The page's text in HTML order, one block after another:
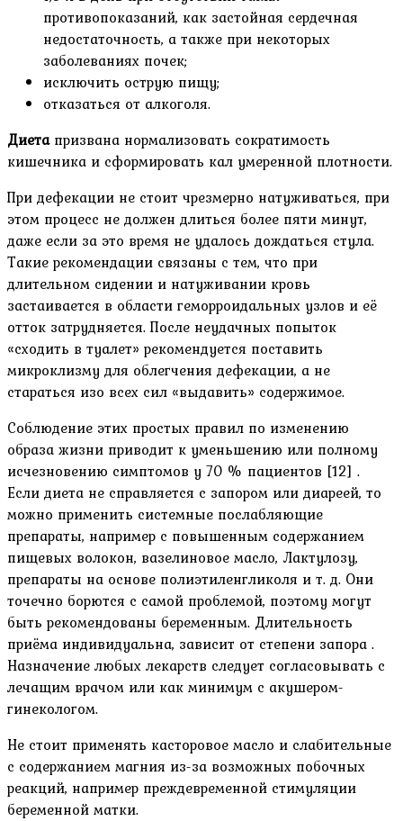
противопоказаний, как застойная сердечная
недостаточность, а также при некоторых
заболеваниях почек;
исключить острую пищу;
отказаться от алкоголя.
Диетапризвана нормализовать сократимость
кишечника и сформировать кал умеренной плотности.
При дефекации не стоит чрезмерно натуживаться, при
этом процесс не должен длиться более пяти минут,
даже если за это время не удалось дождаться стула.
Такие рекомендации связаны с тем, что при
длительном сидении и натуживании кровь
застаивается в области геморроидальных узлов и её
отток затрудняется. После неудачных попыток
«сходить в туалет» рекомендуется поставить
микроклизму для облегчения дефекации, а не
стараться изо всех сил «выдавить» содержимое.
Соблюдение этих простых правил по изменению
образа жизни приводит к уменьшению или полному
исчезновению симптомов у 70 % пациентов [12] .
Если диета не справляется с запором или диареей, то
можно применить системные послабляющие
препараты, например с повышенным содержанием
пищевых волокон, вазелиновое масло, Лактулозу,
препараты на основе полиэтиленгликоля и т. д. Они
точечно борются с самой проблемой, поэтому могут
быть рекомендованы беременным. Длительность
приёма индивидуальна, зависит от степени запора .
Назначение любых лекарств следует согласовывать с
лечащим врачом или как минимум с акушером-
гинекологом.
Не стоит применять касторовое масло и слабительные
с содержанием магния из-за возможных побочных
реакций, например преждевременной стимуляции
беременной матки.